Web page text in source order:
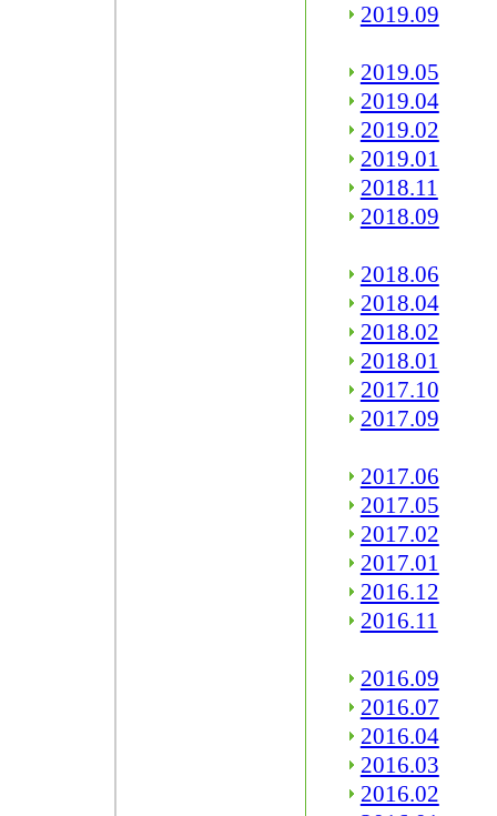
2019.09
2019.05
2019.04
2019.02
2019.01
2018.11
2018.09
2018.06
2018.04
2018.02
2018.01
2017.10
2017.09
2017.06
2017.05
2017.02
2017.01
2016.12
2016.11
2016.09
2016.07
2016.04
2016.03
2016.02